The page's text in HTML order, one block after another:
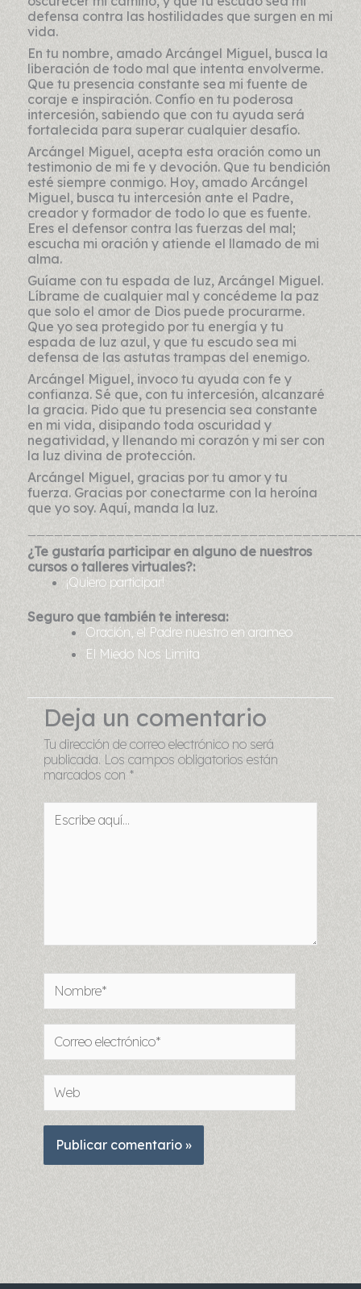
defensa contra las hostilidades que surgen en mi
vida.
En tu nombre, amado Arcángel Miguel, busca la
liberación de todo mal que intenta envolverme.
Que tu presencia constante sea mi fuente de
coraje e inspiración. Confío en tu poderosa
intercesión, sabiendo que con tu ayuda será
fortalecida para superar cualquier desafío.
Arcángel Miguel, acepta esta oración como un
testimonio de mi fe y devoción. Que tu bendición
esté siempre conmigo. Hoy, amado Arcángel
Miguel, busca tu intercesión ante el Padre,
creador y formador de todo lo que es fuente.
Eres el defensor contra las fuerzas del mal;
escucha mi oración y atiende el llamado de mi
alma.
Guíame con tu espada de luz, Arcángel Miguel.
Líbrame de cualquier mal y concédeme la paz
que solo el amor de Dios puede procurarme.
Que yo sea protegido por tu energía y tu
espada de luz azul, y que tu escudo sea mi
defensa de las astutas trampas del enemigo.
Arcángel Miguel, invoco tu ayuda con fe y
confianza. Sé que, con tu intercesión, alcanzaré
la gracia. Pido que tu presencia sea constante
en mi vida, disipando toda oscuridad y
negatividad, y llenando mi corazón y mi ser con
la luz divina de protección.
Arcángel Miguel, gracias por tu amor y tu
fuerza. Gracias por conectarme con la heroína
que yo soy. Aquí, manda la luz.
¿Te gustaría participar en alguno de nuestros
cursos o talleres virtuales?:
¡Quiero participar!
Seguro que también te interesa:
Oración, el Padre nuestro en arameo
El Miedo Nos Limita
Deja un comentario
Tu dirección de correo electrónico no será
publicada. Los campos obligatorios están
marcados con *
Escribe
aquí...
Nombre*
Correo
electrónico*
Web